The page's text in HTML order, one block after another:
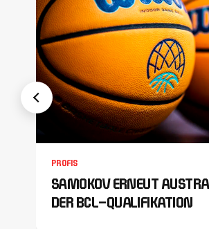
PROFIS
SAMOKOV ERNEUT
DER BCL-QUALIFIKATION